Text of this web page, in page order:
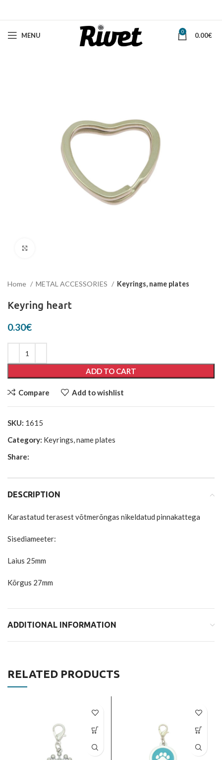
MENU 0 0.00€
Home METAL ACCESSORIES Keyrings, name plates
Keyring heart
0.30€
ADD TO CART
Compare Add to wishlist
SKU: 1615
Category: Keyrings, name plates
Share:
DESCRIPTION
Karastatud terasest võtmerõngas nikeldatud pinnakattega
Sisediameeter:
Laius 25mm
Kõrgus 27mm
ADDITIONAL INFORMATION
RELATED PRODUCTS